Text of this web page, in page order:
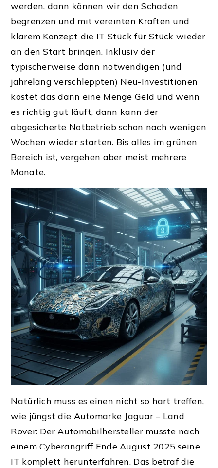
werden, dann können wir den Schaden
begrenzen und mit vereinten Kräften und
klarem Konzept die IT Stück für Stück wieder
an den Start bringen. Inklusiv der
typischerweise dann notwendigen (und
jahrelang verschleppten) Neu-Investitionen
kostet das dann eine Menge Geld und wenn
es richtig gut läuft, dann kann der
abgesicherte Notbetrieb schon nach wenigen
Wochen wieder starten. Bis alles im grünen
Bereich ist, vergehen aber meist mehrere
Monate.
Natürlich muss es einen nicht so hart treffen,
wie jüngst die Automarke Jaguar – Land
Rover: Der Automobilhersteller musste nach
einem Cyberangriff Ende August 2025 seine
IT komplett herunterfahren. Das betraf die